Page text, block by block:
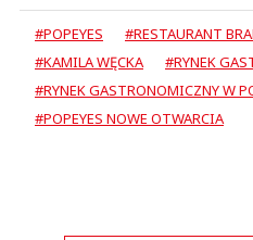
#POPEYES
#RESTAURANT
#KAMILA WĘCKA
#RYNEK
#RYNEK GASTRONOMICZNY W
#POPEYES NOWE OTWARCIA